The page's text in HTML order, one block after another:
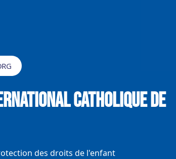
Catholique de
des droits de l'enfant